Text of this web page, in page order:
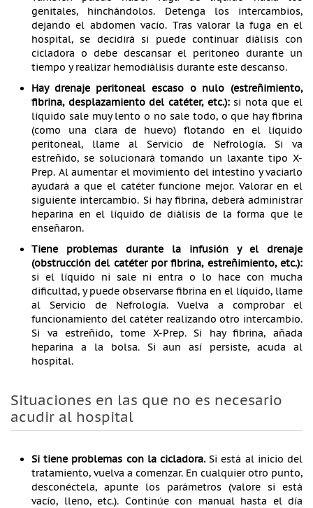
genitales, hinchándolos. Detenga los intercambios,
dejando el abdomen vacío. Tras valorar la fuga en el
hospital, se decidirá si puede continuar diálisis con
cicladora o debe descansar el peritoneo durante un
tiempo y realizar hemodiálisis durante este descanso.
Hay drenaje peritoneal escaso o nulo (estreñimiento,
fibrina, desplazamiento del catéter, etc.):si nota que el
líquido sale muy lento o no sale todo, o que hay fibrina
(como una clara de huevo) flotando en el líquido
peritoneal, llame al Servicio de Nefrología. Si va
estreñido, se solucionará tomando un laxante tipo X-
Prep. Al aumentar el movimiento del intestino y vaciarlo
ayudará a que el catéter funcione mejor. Valorar en el
siguiente intercambio. Si hay fibrina, deberá administrar
heparina en el líquido de diálisis de la forma que le
enseñaron.
Tiene problemas durante la infusión y el drenaje
(obstrucción del catéter por fibrina, estreñimiento, etc.):
si el líquido ni sale ni entra o lo hace con mucha
dificultad, y puede observarse fibrina en el líquido, llame
al Servicio de Nefrología. Vuelva a comprobar el
funcionamiento del catéter realizando otro intercambio.
Si va estreñido, tome X-Prep. Si hay fibrina, añada
heparina a la bolsa. Si aun así persiste, acuda al
hospital.
Situaciones en las que no es necesario
acudir al hospital
Si tiene problemas con la cicladora.Si está al inicio del
tratamiento, vuelva a comenzar. En cualquier otro punto,
desconéctela, apunte los parámetros (valore si está
vacío, lleno, etc.). Continúe con manual hasta el día